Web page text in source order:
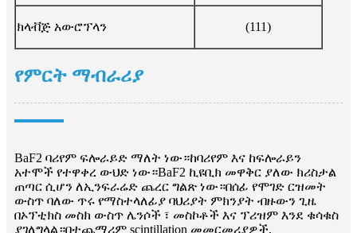
ክላቭጅ አውሮፕላን (111)
የምርት ማብራሪያ
BaF2 ባሪየም ፍሎራይድ ማለት ነው።ከባሪየም እና ከፍሎራይን
አተሞች የተዋቀረ ውህድ ነው።BaF2 ኪዩቢክ መዋቅር ያለው ክሪስታል
ጠጣር ሲሆን ለኢንፍራሬድ ጨረር ግልጽ ነው።በሰፊ የሞገድ ርዝመት
ውስጥ ባለው ጥሩ የማስተላለፊያ ባህሪያት ምክንያት ብዙውን ጊዜ
በኦፕቲክስ መስክ ውስጥ ሌንሶች ፣ መስኮቶች እና ፕሪዝም እንደ ቁሳቁስ
ያገለግላል።በተጨማሪም scintillation መመርመሪያዎች,